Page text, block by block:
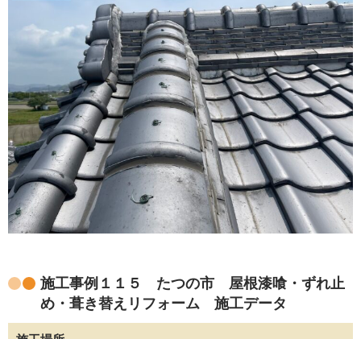
施工事例１１５ たつの市 屋根漆喰・ずれ止
め・葺き替えリフォーム 施工データ